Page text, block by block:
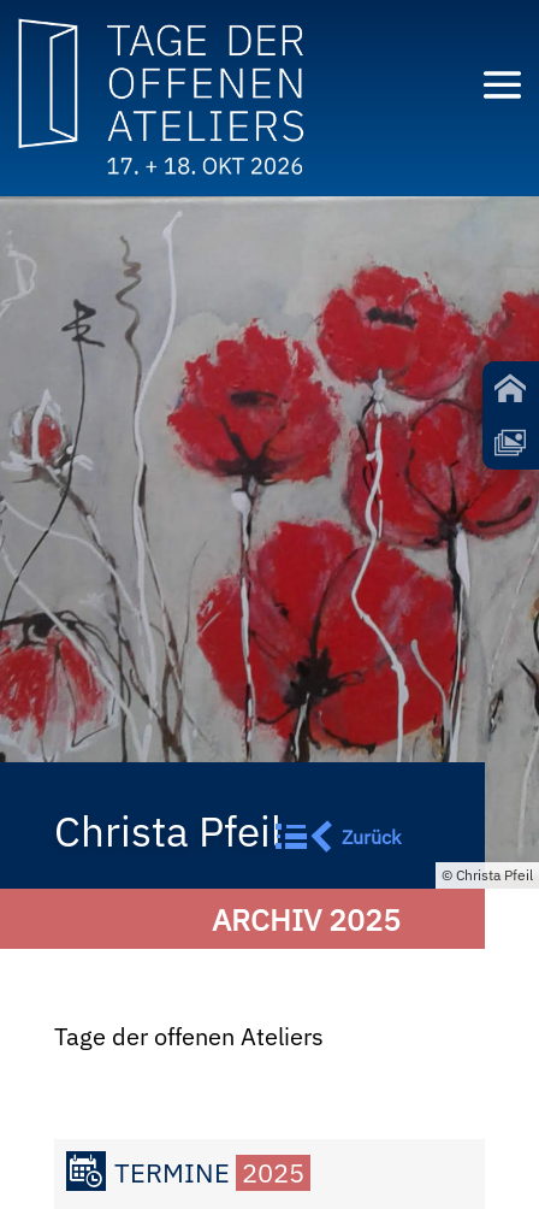
Christa Pfeil Zurück
ARCHIV 2025
Christa Pfeil
Tage der offenen Ateliers
TERMINE 2025